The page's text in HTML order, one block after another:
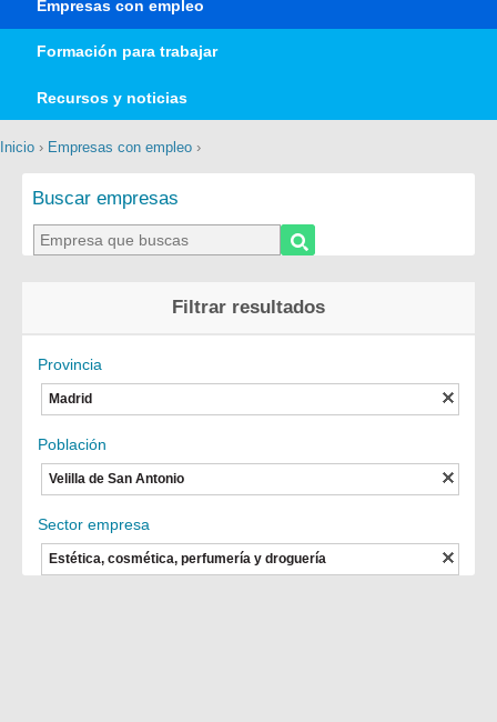
Empresas con empleo
Formación para trabajar
Recursos y noticias
Inicio › Empresas con empleo ›
Buscar empresas
Filtrar resultados
Provincia
Madrid
Población
Velilla de San Antonio
Sector empresa
Estética, cosmética, perfumería y droguería